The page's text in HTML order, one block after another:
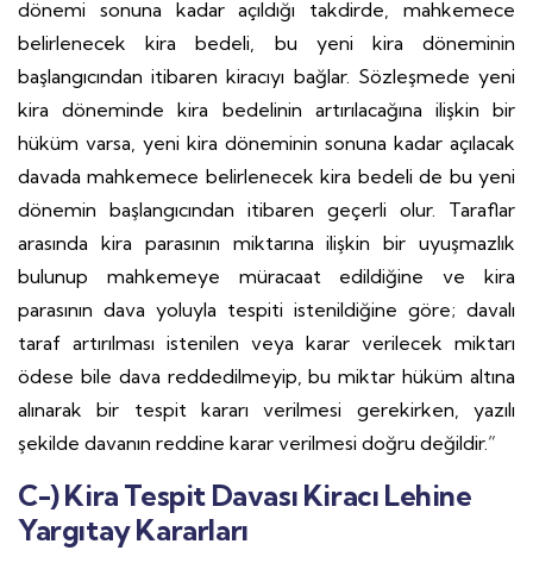
dönemi sonuna kadar açıldığı takdirde, mahkemece
belirlenecek kira bedeli, bu yeni kira döneminin
başlangıcından itibaren kiracıyı bağlar. Sözleşmede yeni
kira döneminde kira bedelinin artırılacağına ilişkin bir
hüküm varsa, yeni kira döneminin sonuna kadar açılacak
davada mahkemece belirlenecek kira bedeli de bu yeni
dönemin başlangıcından itibaren geçerli olur. Taraflar
arasında kira parasının miktarına ilişkin bir uyuşmazlık
bulunup mahkemeye müracaat edildiğine ve kira
parasının dava yoluyla tespiti istenildiğine göre; davalı
taraf artırılması istenilen veya karar verilecek miktarı
ödese bile dava reddedilmeyip, bu miktar hüküm altına
alınarak bir tespit kararı verilmesi gerekirken, yazılı
şekilde davanın reddine karar verilmesi doğru değildir.”
C-) Kira Tespit Davası Kiracı Lehine
Yargıtay Kararları